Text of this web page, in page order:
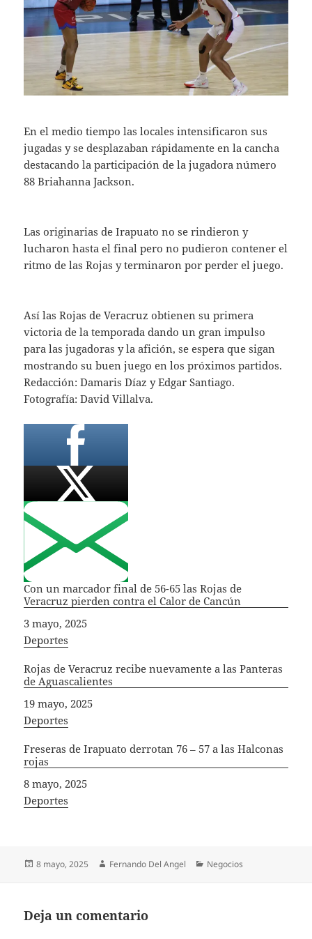
En el medio tiempo las locales intensificaron sus
jugadas y se desplazaban rápidamente en la cancha
destacando la participación de la jugadora número
88 Briahanna Jackson.
Las originarias de Irapuato no se rindieron y
lucharon hasta el final pero no pudieron contener el
ritmo de las Rojas y terminaron por perder el juego.
Así las Rojas de Veracruz obtienen su primera
victoria de la temporada dando un gran impulso
para las jugadoras y la afición, se espera que sigan
mostrando su buen juego en los próximos partidos.
Redacción: Damaris Díaz y Edgar Santiago.
Fotografía: David Villalva.
Con un marcador final de 56-65 las Rojas de
Veracruz pierden contra el Calor de Cancún
Fecha
3 mayo, 2025
In relation to
Deportes
Rojas de Veracruz recibe nuevamente a las Panteras
de Aguascalientes
Fecha
19 mayo, 2025
In relation to
Deportes
Freseras de Irapuato derrotan 76 – 57 a las Halconas
rojas
Fecha
8 mayo, 2025
In relation to
Deportes
Publicado
8 mayo, 2025 Autor
Fernando Del Angel Categorías
Negocios
Deja un comentario